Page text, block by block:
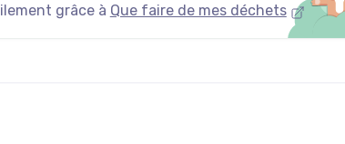
grâce à Que faire de mes déchets